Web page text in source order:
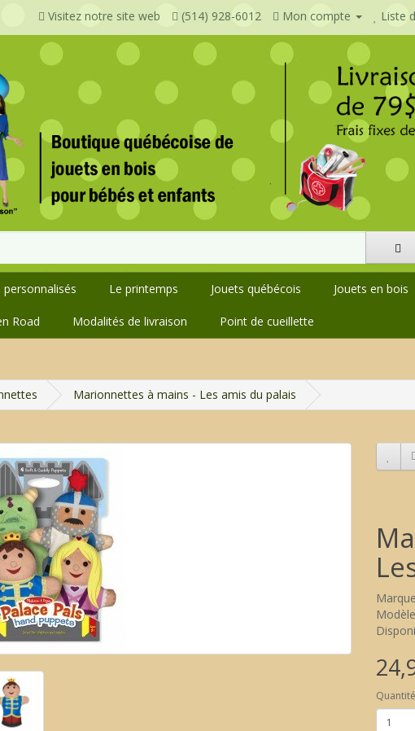
Visitez notre site web (514) 928-6012 Mon compte Liste
Le printemps Jouets québécois Jouets en bois
Road Modalités de livraison Point de cueillette
Marionnettes à mains - Les amis du palais
Quantité